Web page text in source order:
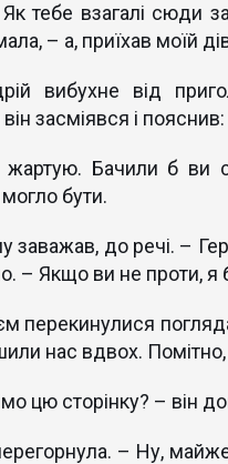
тебе взагалі сюди
– а, приїхав моїй
вибухне від
засміявся і пояснив:
Бачили б ви
бути.
заважав, до речі. –
– Якщо ви не проти, я
перекинулися
нас вдвох.
цю сторінку? – він
– Ну,